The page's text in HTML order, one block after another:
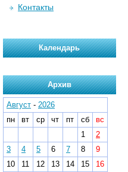
Контакты
Календарь
Архив
Август - 2026
пн
вт ср чт пт сб
вс
1
2
3
4 5 6 7 8
9
10
11 12 13 14 15
16